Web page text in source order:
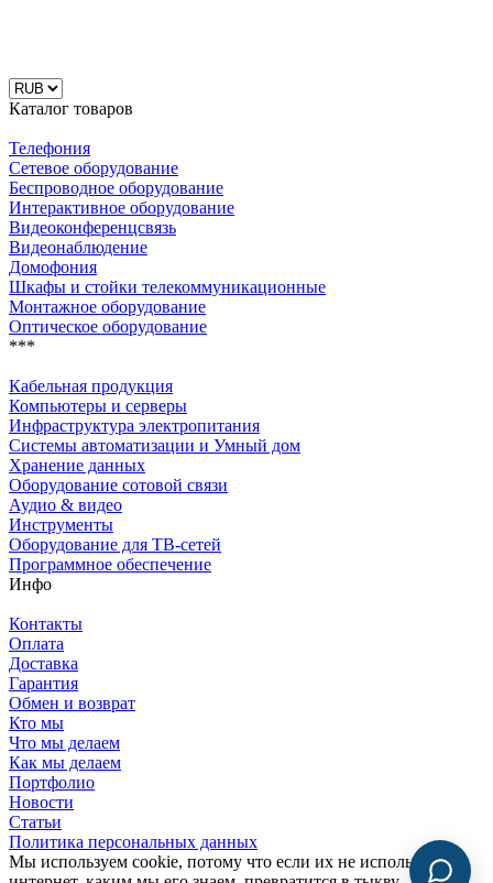
Каталог товаров
Телефония
Сетевое оборудование
Беспроводное оборудование
Интерактивное оборудование
Видеоконференцсвязь
Видеонаблюдение
Домофония
Шкафы и стойки телекоммуникационные
Монтажное оборудование
Оптическое оборудование
***
Кабельная продукция
Компьютеры и серверы
Инфраструктура электропитания
Системы автоматизации и Умный дом
Хранение данных
Оборудование сотовой связи
Аудио & видео
Инструменты
Оборудование для ТВ-сетей
Программное обеспечение
Инфо
Контакты
Оплата
Доставка
Гарантия
Обмен и возврат
Кто мы
Что мы делаем
Как мы делаем
Портфолио
Новости
Статьи
Политика персональных данных
Мы используем cookie, потому что если их не использовать,